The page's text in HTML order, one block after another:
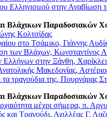
Ελληνισμού στην Αναβίωση
Βλάχικων Παραδοσιακών
Κολτσίδας
στο Τσάμικο, Γιάννης
των Βλάχων, Κωνσταντίνος
στην Ξάνθη,
Μακεδονίας,
τραγούδια της, Πουρνάρας
Βλάχικων Παραδοσιακών
μέχρι σήμερα, π.
και Τραγούδι, Αχιλλέας Γ.